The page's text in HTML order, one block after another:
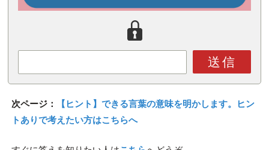
送信
次ページ：
【ヒント】できる言葉の意味を明かします。ヒン
トありで考えたい方はこちらへ